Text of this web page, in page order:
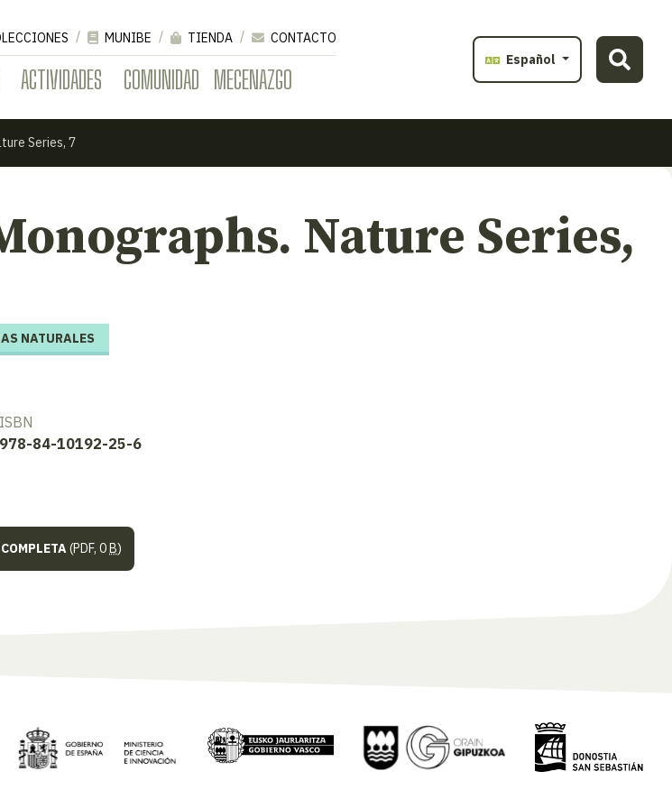
ACTIVIDADES COMUNIDAD MECENAZGO
MUNIBE TIENDA
CONTACTO
Español
Series, 7
Nature Series,
NATURALES
ISBN
978-84-10192-25-6
(PDF, 0 B)